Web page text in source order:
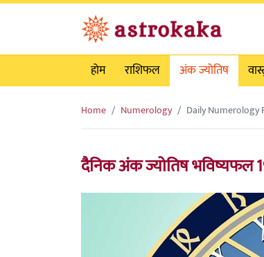
होम
राशिफल अंक ज्योतिष
Home Numerology Daily Numerology
दैनिक अंक ज्योतिष भविष्यफल